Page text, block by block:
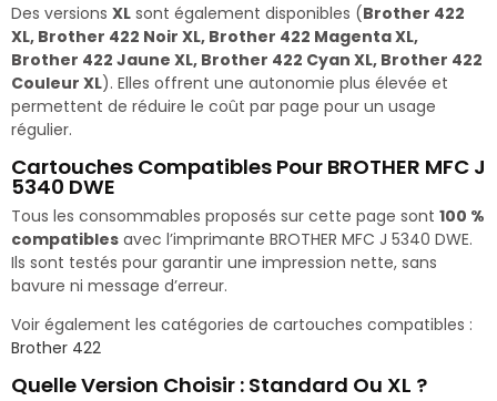
Des versions XL sont également disponibles (Brother 422
XL, Brother 422 Noir XL, Brother 422 Magenta XL,
Brother 422 Jaune XL, Brother 422 Cyan XL, Brother 422
Couleur XL). Elles offrent une autonomie plus élevée et
permettent de réduire le coût par page pour un usage
régulier.
Cartouches Compatibles Pour BROTHER MFC J
5340 DWE
Tous les consommables proposés sur cette page sont 100 %
compatibles avec l’imprimante BROTHER MFC J 5340 DWE.
Ils sont testés pour garantir une impression nette, sans
bavure ni message d’erreur.
Voir également les catégories de cartouches compatibles :
Brother 422
Quelle Version Choisir : Standard Ou XL ?